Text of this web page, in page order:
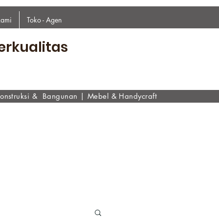
Toko - Agen
& Bangunan | Mebel & Handycraft